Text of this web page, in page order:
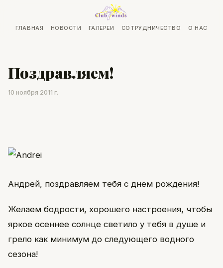
ГЛАВНАЯ НОВОСТИ ГАЛЕРЕИ СОТРУДНИЧЕСТВО О НАС
Поздравляем!
10 ноября 2011 г.
Андрей, поздравляем тебя с днем рождения!
Желаем бодрости, хорошего настроения, чтобы
яркое осеннее солнце светило у тебя в душе и
грело как минимум до следующего водного
сезона!